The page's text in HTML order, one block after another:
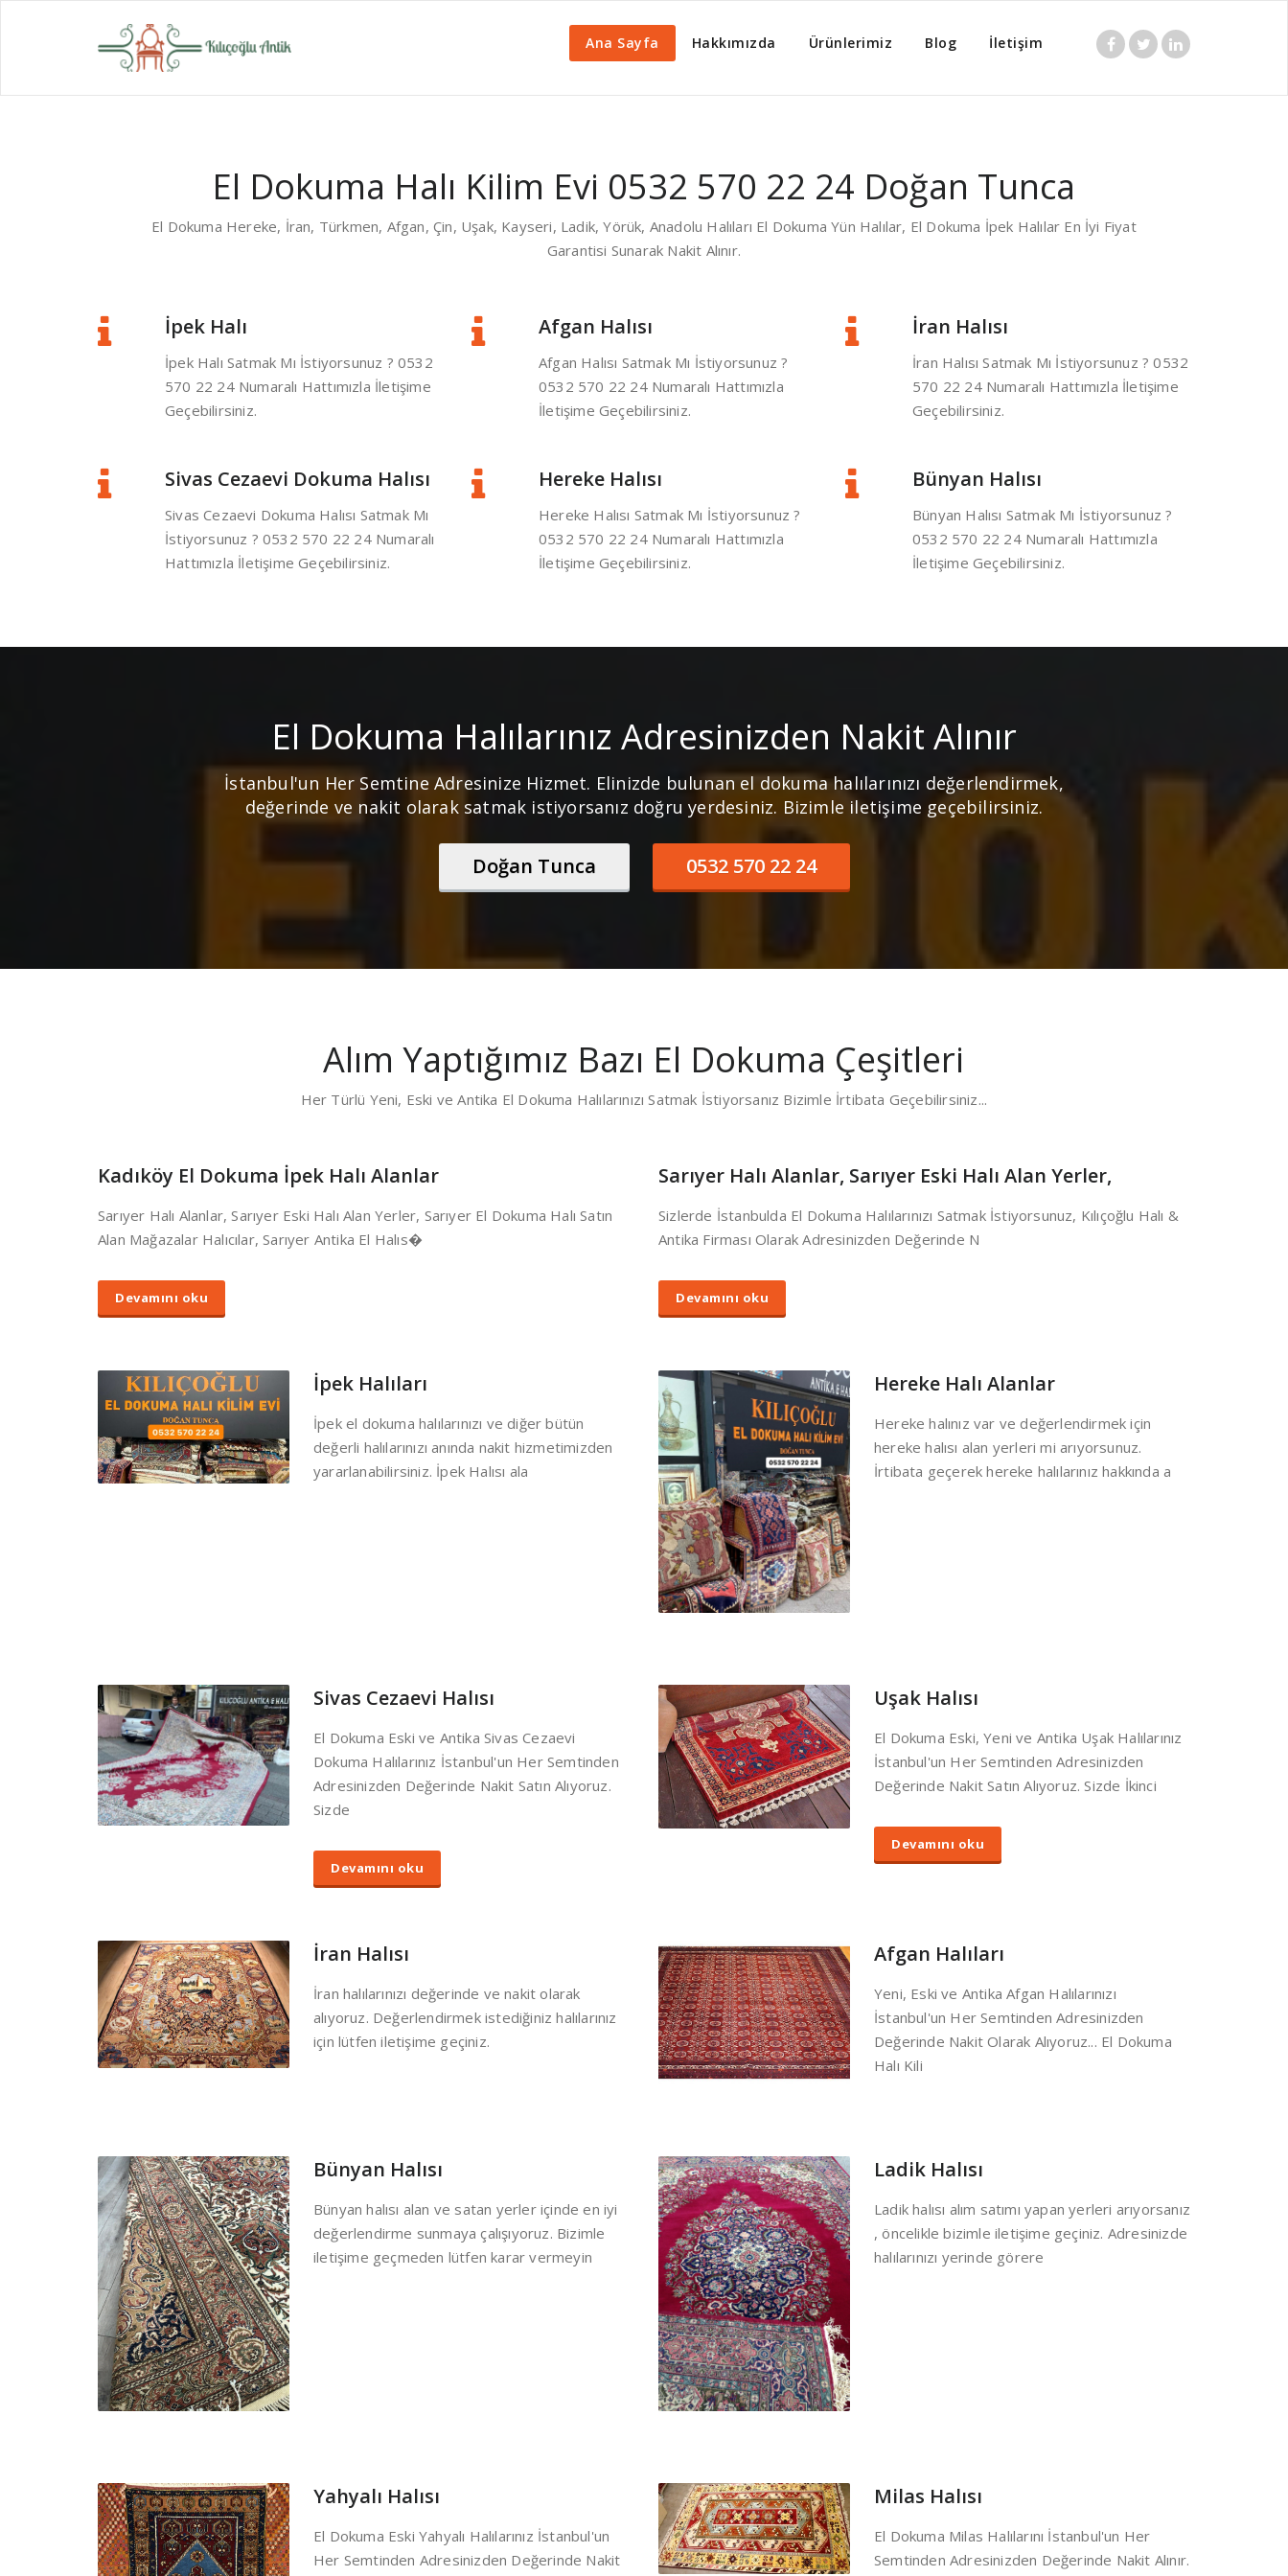
Eski Halı Alanlar İstanbul 0532 570 22 24 El Dokuma Halı Alan
Yerler
Ana Sayfa Hakkımızda Ürünlerimiz Blog İletişim
El Dokuma Halı Kilim Evi 0532 570 22 24 Doğan Tunca
El Dokuma Hereke, İran, Türkmen, Afgan, Çin, Uşak, Kayseri, Ladik, Yörük, Anadolu Halıları El Dokuma Yün Halılar, El Dokuma İpek Halılar En İyi Fiyat
Garantisi Sunarak Nakit Alınır.
İpek Halı
İpek Halı Satmak Mı İstiyorsunuz ? 0532
570 22 24 Numaralı Hattımızla İletişime
Geçebilirsiniz.
Afgan Halısı
Afgan Halısı Satmak Mı İstiyorsunuz ?
0532 570 22 24 Numaralı Hattımızla
İletişime Geçebilirsiniz.
İran Halısı
İran Halısı Satmak Mı İstiyorsunuz ? 0532
570 22 24 Numaralı Hattımızla İletişime
Geçebilirsiniz.
Sivas Cezaevi Dokuma Halısı
Sivas Cezaevi Dokuma Halısı Satmak Mı
İstiyorsunuz ? 0532 570 22 24 Numaralı
Hattımızla İletişime Geçebilirsiniz.
Hereke Halısı
Hereke Halısı Satmak Mı İstiyorsunuz ?
0532 570 22 24 Numaralı Hattımızla
İletişime Geçebilirsiniz.
Bünyan Halısı
Bünyan Halısı Satmak Mı İstiyorsunuz ?
0532 570 22 24 Numaralı Hattımızla
İletişime Geçebilirsiniz.
El Dokuma Halılarınız Adresinizden Nakit Alınır
İstanbul'un Her Semtine Adresinize Hizmet. Elinizde bulunan el dokuma halılarınızı değerlendirmek,
değerinde ve nakit olarak satmak istiyorsanız doğru yerdesiniz. Bizimle iletişime geçebilirsiniz.
Doğan Tunca 0532 570 22 24
Alım Yaptığımız Bazı El Dokuma Çeşitleri
Her Türlü Yeni, Eski ve Antika El Dokuma Halılarınızı Satmak İstiyorsanız Bizimle İrtibata Geçebilirsiniz...
Kadıköy El Dokuma İpek Halı Alanlar
Sarıyer Halı Alanlar, Sarıyer Eski Halı Alan Yerler, Sarıyer El Dokuma Halı Satın
Alan Mağazalar Halıcılar, Sarıyer Antika El Halıs�
Devamını oku
Sarıyer Halı Alanlar, Sarıyer Eski Halı Alan Yerler,
Sizlerde İstanbulda El Dokuma Halılarınızı Satmak İstiyorsunuz, Kılıçoğlu Halı &
Antika Firması Olarak Adresinizden Değerinde N
Devamını oku
İpek Halıları
İpek el dokuma halılarınızı ve diğer bütün
değerli halılarınızı anında nakit hizmetimizden
yararlanabilirsiniz. İpek Halısı ala
Hereke Halı Alanlar
Hereke halınız var ve değerlendirmek için
hereke halısı alan yerleri mi arıyorsunuz.
İrtibata geçerek hereke halılarınız hakkında a
Sivas Cezaevi Halısı
El Dokuma Eski ve Antika Sivas Cezaevi
Dokuma Halılarınız İstanbul'un Her Semtinden
Adresinizden Değerinde Nakit Satın Alıyoruz.
Sizde
Devamını oku
Uşak Halısı
El Dokuma Eski, Yeni ve Antika Uşak Halılarınız
İstanbul'un Her Semtinden Adresinizden
Değerinde Nakit Satın Alıyoruz. Sizde İkinci
Devamını oku
İran Halısı
İran halılarınızı değerinde ve nakit olarak
alıyoruz. Değerlendirmek istediğiniz halılarınız
için lütfen iletişime geçiniz.
Afgan Halıları
Yeni, Eski ve Antika Afgan Halılarınızı
İstanbul'un Her Semtinden Adresinizden
Değerinde Nakit Olarak Alıyoruz... El Dokuma
Halı Kili
Bünyan Halısı
Bünyan halısı alan ve satan yerler içinde en iyi
değerlendirme sunmaya çalışıyoruz. Bizimle
iletişime geçmeden lütfen karar vermeyin
Ladik Halısı
Ladik halısı alım satımı yapan yerleri arıyorsanız
, öncelikle bizimle iletişime geçiniz. Adresinizde
halılarınızı yerinde görere
Yahyalı Halısı
El Dokuma Eski Yahyalı Halılarınız İstanbul'un
Her Semtinden Adresinizden Değerinde Nakit
Milas Halısı
El Dokuma Milas Halılarını İstanbul'un Her
Semtinden Adresinizden Değerinde Nakit Alınır.